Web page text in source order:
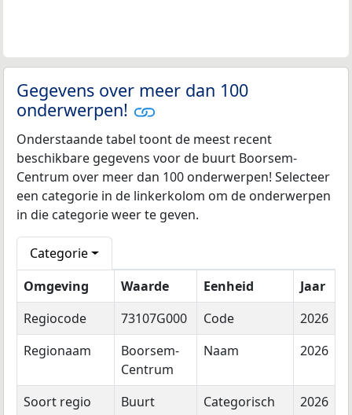
Gegevens over meer dan 100
onderwerpen!
Onderstaande tabel toont de meest recent
beschikbare gegevens voor de buurt Boorsem-
Centrum over meer dan 100 onderwerpen! Selecteer
een categorie in de linkerkolom om de onderwerpen
in die categorie weer te geven.
Categorie
Omgeving
Waarde Eenheid
Jaar
Regiocode
73107G000 Code
2026
Regionaam
Boorsem-
Centrum
Naam 2026
Soort regio Buurt
Categorisch
2026